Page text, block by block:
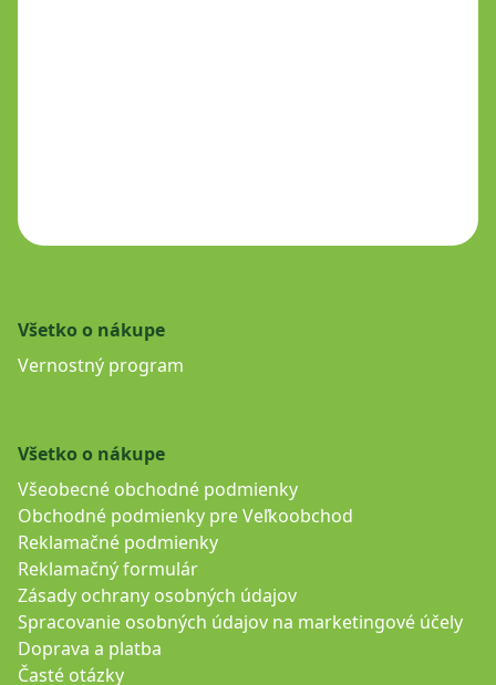
Všetko o nákupe
Vernostný program
Všetko o nákupe
Všeobecné obchodné podmienky
Obchodné podmienky pre Veľkoobchod
Reklamačné podmienky
Reklamačný formulár
Zásady ochrany osobných údajov
Spracovanie osobných údajov na marketingové účely
Doprava a platba
Časté otázky